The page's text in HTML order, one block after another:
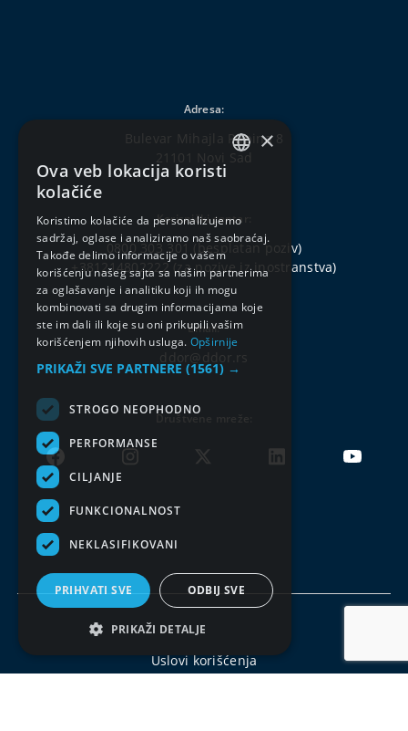
Adresa:
Bulevar Mihajla Pupina 8
21101 Novi Sad
Korisnički centar:
0800 303 301 (besplatan poziv)
+381214802222(za pozive iz inostranstva)
Email:
ddor@ddor.rs
Društvene mreže:
Uslovi korišćenja
×
Ova veb lokacija koristi
kolačiće
Koristimo kolačiće da personalizujemo
sadržaj, oglase i analiziramo naš saobraćaj.
Takođe delimo informacije o vašem
korišćenju našeg sajta sa našim partnerima
za oglašavanje i analitiku koji ih mogu
kombinovati sa drugim informacijama koje
ste im dali ili koje su oni prikupili vašim
korišćenjem njihovih usluga. Opširnije
PRIKAŽI SVE PARTNERE (1561) →
STROGO NEOPHODNO
PERFORMANSE
CILJANJE
FUNKCIONALNOST
NEKLASIFIKOVANI
PRIHVATI SVE ODBIJ SVE
PRIKAŽI DETALJE